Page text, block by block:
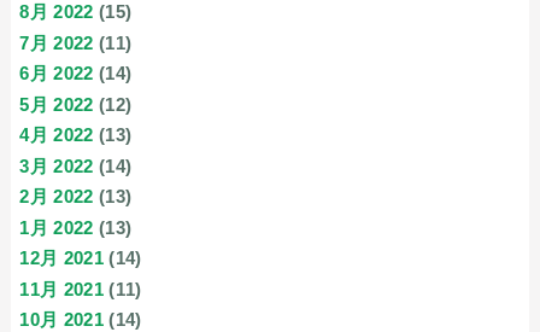
8月 2022 (15)
7月 2022 (11)
6月 2022 (14)
5月 2022 (12)
4月 2022 (13)
3月 2022 (14)
2月 2022 (13)
1月 2022 (13)
12月 2021 (14)
11月 2021 (11)
10月 2021 (14)